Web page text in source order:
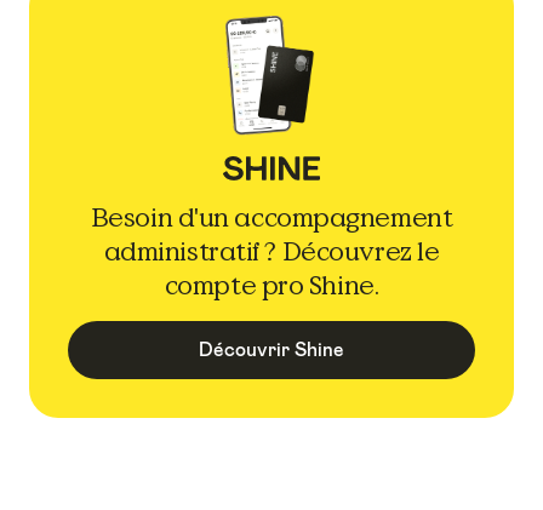
Besoin d'un accompagnement
administratif ? Découvrez le
compte pro Shine.
Découvrir Shine